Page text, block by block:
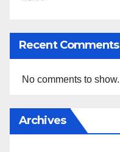
Recent Comments
No comments to show.
Archives